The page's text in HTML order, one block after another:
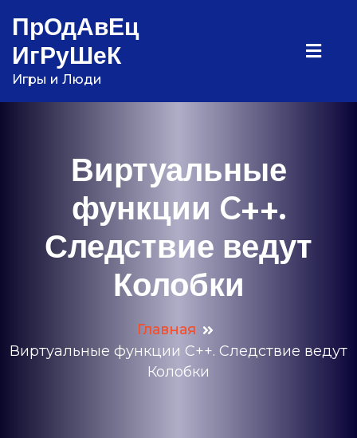
содержимому
ПрОдАвЕц
ИгРуШеК
Игры и Люди
Виртуальные
функции C++.
Следствие ведут
Колобки
Главная
Виртуальные функции C++. Следствие ведут
Колобки